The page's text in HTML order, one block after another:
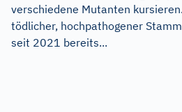
verschiedene Mutanten
tödlicher, hochpathogener
seit 2021 bereits...